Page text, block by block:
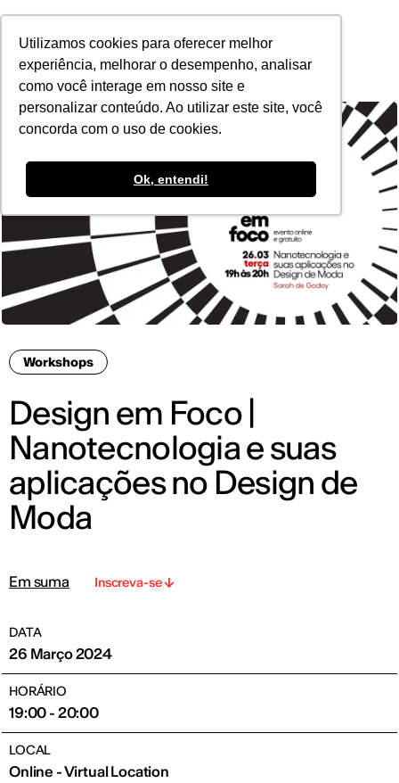
Utilizamos cookies para oferecer melhor
experiência, melhorar o desempenho, analisar
como você interage em nosso site e
personalizar conteúdo. Ao utilizar este site, você
concorda com o uso de cookies.
Ok, entendi!
POR
Workshops
Design em Foco |
Nanotecnologia e suas
aplicações no Design de
Moda
Em suma Inscreva-se
DATA
26 Março 2024
HORÁRIO
19:00 - 20:00
LOCAL
Online - Virtual Location